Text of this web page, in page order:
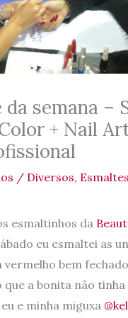
da semana –
+ Nail
/ Diversos, Esmaltes
esmaltinhos da
eu esmaltei as
vermelho bem
que a bonita não
e minha miguxa